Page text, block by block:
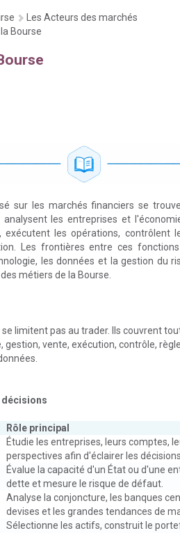
Les Acteurs des marchés
Bourse
sur les marchés financiers se
analysent les entreprises et
exécutent les opérations, contrôlent
Les frontières entre ces
les données et la gestion du
métiers de la Bourse.
se limitent pas au trader. Ils couvrent
gestion, vente, exécution, contrôle,
décisions
Rôle principal
Étudie les entreprises, leurs comptes,
perspectives afin d'éclairer les
Évalue la capacité d'un État ou d'une
dette et mesure le risque de défaut.
Analyse la conjoncture, les banques
devises et les grandes tendances de
Sélectionne les actifs, construit le